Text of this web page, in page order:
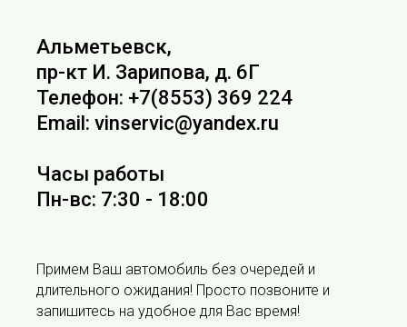
Альметьевск,
пр-кт И. Зарипова, д. 6Г
Телефон: +7(8553) 369 224
Email: vinservic@yandex.ru
Часы работы
Пн-вс: 7:30 - 18:00
Примем Ваш автомобиль без очередей и
длительного ожидания! Просто позвоните и
запишитесь на удобное для Вас время!